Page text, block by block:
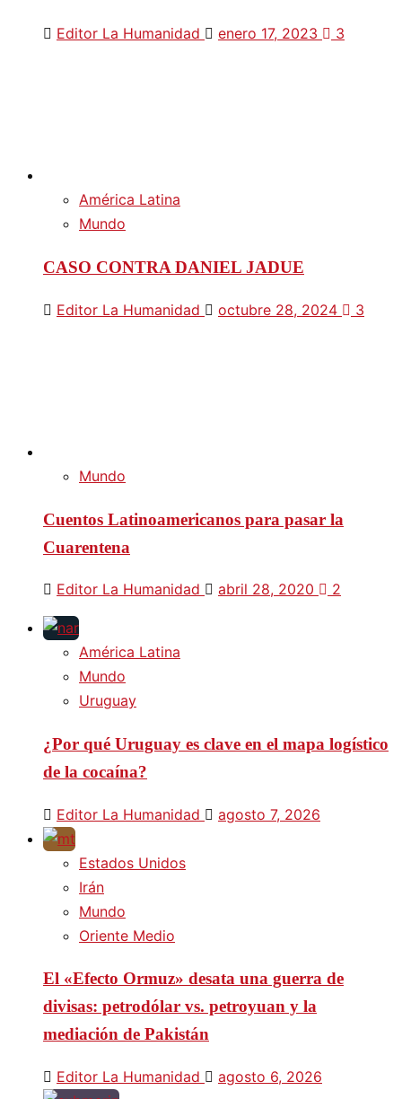
Editor La Humanidad enero 17, 2023 3
América Latina
Mundo
CASO CONTRA DANIEL JADUE
Editor La Humanidad octubre 28, 2024 3
Mundo
Cuentos Latinoamericanos para pasar la
Cuarentena
Editor La Humanidad abril 28, 2020 2
América Latina
Mundo
Uruguay
¿Por qué Uruguay es clave en el mapa logístico
de la cocaína?
Editor La Humanidad agosto 7, 2026
Estados Unidos
Irán
Mundo
Oriente Medio
El «Efecto Ormuz» desata una guerra de
divisas: petrodólar vs. petroyuan y la
mediación de Pakistán
Editor La Humanidad agosto 6, 2026